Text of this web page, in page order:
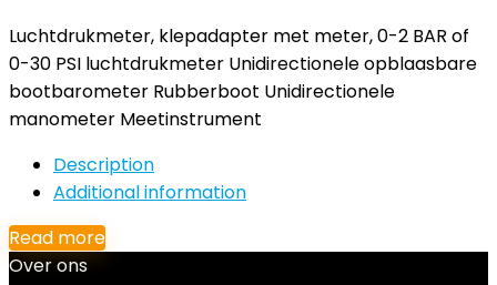
Luchtdrukmeter, klepadapter met meter, 0-2 BAR of
0-30 PSI luchtdrukmeter Unidirectionele opblaasbare
bootbarometer Rubberboot Unidirectionele
manometer Meetinstrument
Description
Additional information
Read more
Over ons